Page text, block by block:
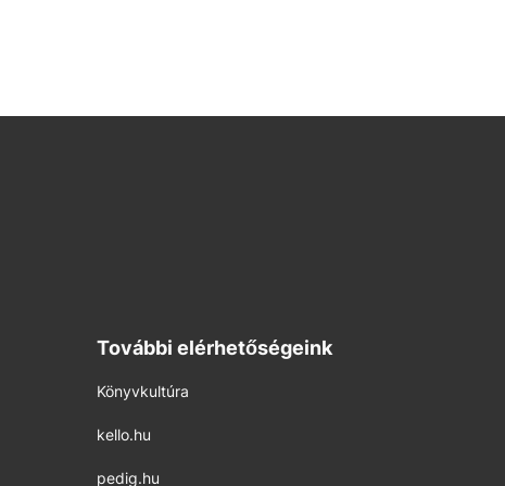
További elérhetőségeink
Könyvkultúra
kello.hu
pedig.hu